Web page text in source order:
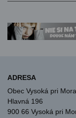
ADRESA
Obec Vysoká pri
Hlavná 196
900 66 Vysoká pri